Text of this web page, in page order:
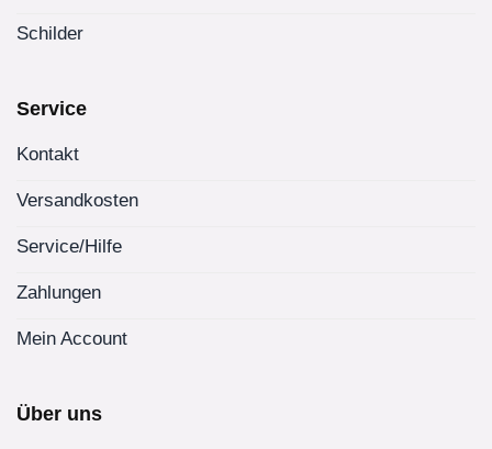
Schilder
Service
Kontakt
Versandkosten
Service/Hilfe
Zahlungen
Mein Account
Über uns